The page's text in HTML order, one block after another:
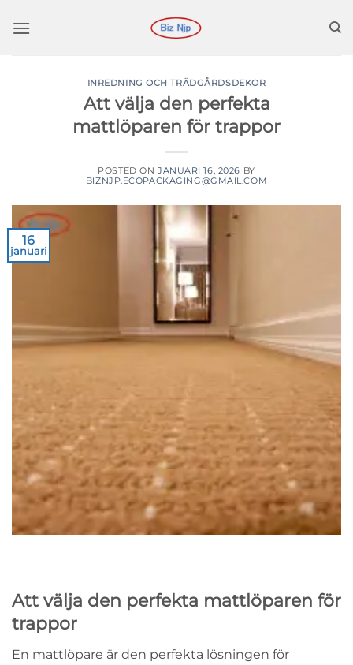
till
INREDNING OCH TRÄDGÅRDSDEKOR
Att välja den perfekta
mattlöparen för trappor
POSTED ON JANUARI 16, 2026 BY
BIZNJP.ECOPACKAGING@GMAIL.COM
16
januari
Att välja den perfekta mattlöparen för
trappor
En mattlöpare är den perfekta lösningen för